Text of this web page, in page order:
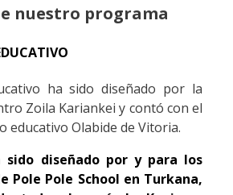
nuestro programa
ha sido diseñado por la
Zoila Kariankei y contó con el
educativo Olabide de Vitoria.
sido diseñado por y para los
Pole Pole School en Turkana,